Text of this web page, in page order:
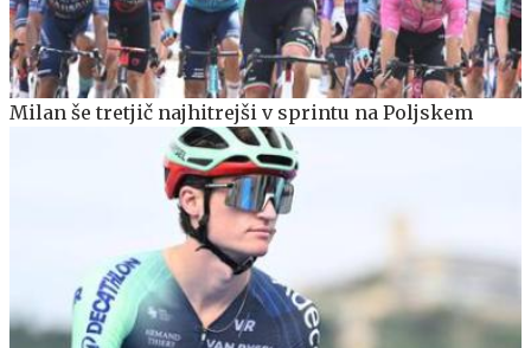
Milan še tretjič najhitrejši v sprintu na Poljskem